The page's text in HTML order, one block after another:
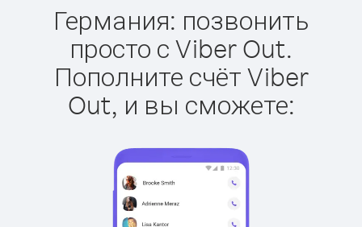
Германия: позвонить
просто с Viber Out.
Пополните счёт Viber
Out, и вы сможете: